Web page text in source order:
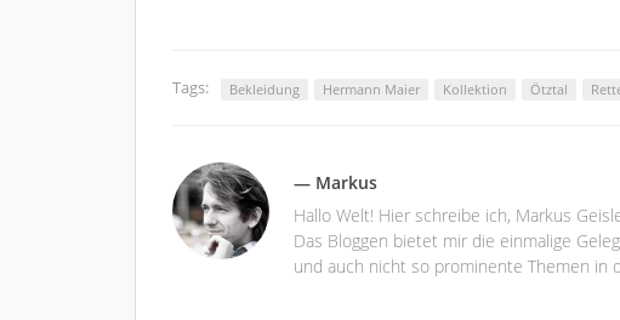
Tags: Bekleidung Hermann Maier Kollektion Ötztal
— Markus
Hallo Welt! Hier schreibe ich, Markus
Das Bloggen bietet mir die einmalige
und auch nicht so prominente Themen in